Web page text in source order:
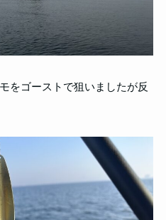
をゴーストで狙いましたが反